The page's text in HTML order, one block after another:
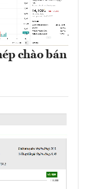
chào bán